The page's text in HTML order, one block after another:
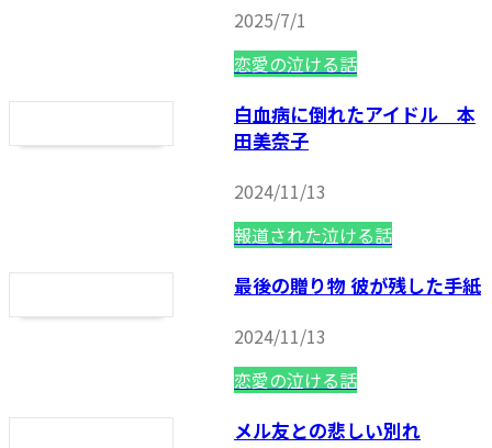
2025/7/1
恋愛の泣ける話
白血病に倒れたアイドル 本
田美奈子
2024/11/13
報道された泣ける話
最後の贈り物 彼が残した手紙
2024/11/13
恋愛の泣ける話
メル友との悲しい別れ